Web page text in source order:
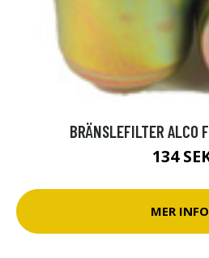
BRÄNSLEFILTER ALCO
134
MER